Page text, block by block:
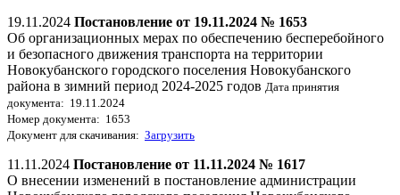
19.11.2024 Постановление от 19.11.2024 № 1653
Об организационных мерах по обеспечению бесперебойного
и безопасного движения транспорта на территории
Новокубанского городского поселения Новокубанского
района в зимний период 2024-2025 годов Дата принятия
документа: 19.11.2024
Номер документа: 1653
Документ для скачивания: Загрузить
11.11.2024 Постановление от 11.11.2024 № 1617
О внесении изменений в постановление администрации